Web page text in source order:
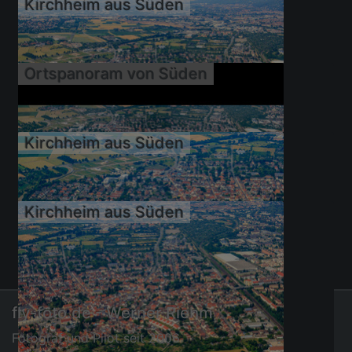
04.07.2016
02.07.2010
Kirchheim aus Süden
02.07.2010
Ortspanoram von Süden
02.07.2010
Kirchheim aus Süden
02.07.2010
Kirchheim aus Süden
fly-foto.de - Werner Riehm
Fotograf und Pilot seit 2006